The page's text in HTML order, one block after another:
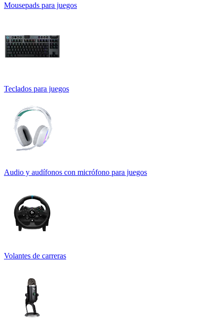
Mousepads para juegos
Teclados para juegos
Audio y audífonos con micrófono para juegos
Volantes de carreras